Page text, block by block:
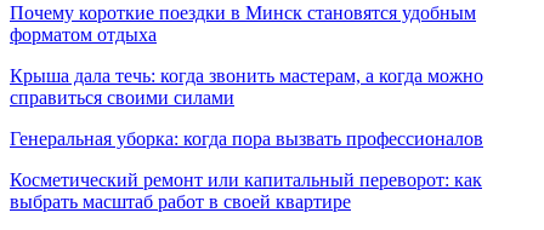
Почему короткие поездки в Минск становятся удобным
форматом отдыха
Крыша дала течь: когда звонить мастерам, а когда можно
справиться своими силами
Генеральная уборка: когда пора вызвать профессионалов
Косметический ремонт или капитальный переворот: как
выбрать масштаб работ в своей квартире